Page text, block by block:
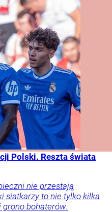
Polski. Reszta świata
nie przestają
siatkarzy to nie tylko kilka
grono bohaterów.